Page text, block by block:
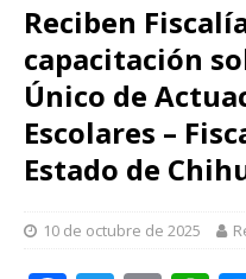
Reciben
capacitación
Único de
Escolares –
Estado de
10 de octubre de 2025